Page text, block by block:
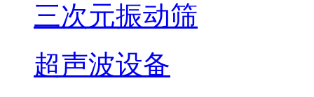
三次元振动筛
超声波设备